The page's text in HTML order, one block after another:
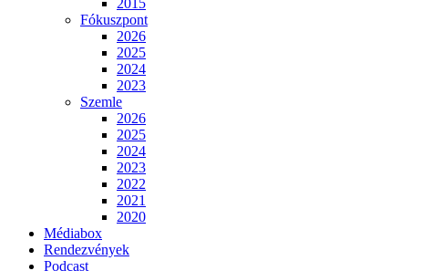
2015
Fókuszpont
2026
2025
2024
2023
Szemle
2026
2025
2024
2023
2022
2021
2020
Médiabox
Rendezvények
Podcast